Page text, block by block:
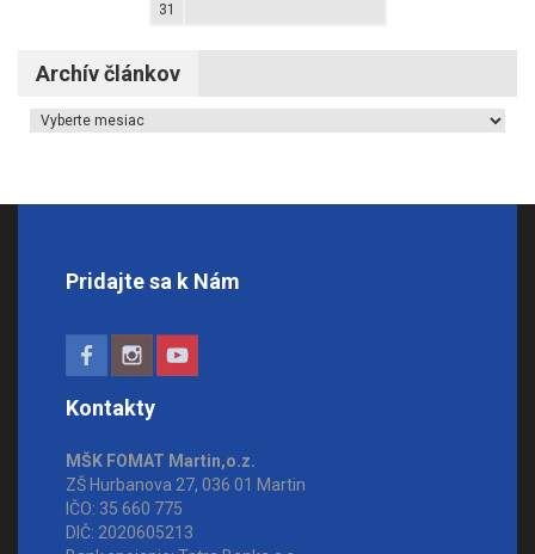
31
Archív článkov
Archív článkov
Pridajte sa k Nám
Kontakty
MŠK FOMAT Martin,o.z.
ZŠ Hurbanova 27, 036 01 Martin
IČO: 35 660 775
DIČ: 2020605213